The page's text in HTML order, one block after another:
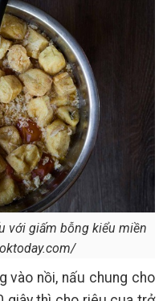
với giấm bỗng kiểu miền
vào nồi, nấu chung cho